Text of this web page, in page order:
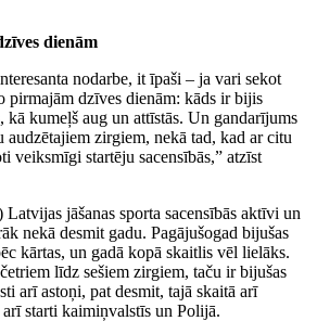
dienām
nodarbe, it īpaši – ja vari sekot
pirmajām dzīves dienām: kāds ir bijis
kā kumeļš aug un attīstās. Un gandarījums
audzētajiem zirgiem, nekā tad, kad ar citu
veiksmīgi startēju sacensībās,” atzīst
jāšanas sporta sacensībās aktīvi un
nekā desmit gadu. Pagājušogad bijušas
kārtas, un gadā kopā skaitlis vēl lielāks.
līdz sešiem zirgiem, taču ir bijušas
arī astoņi, pat desmit, tajā skaitā arī
starti kaimiņvalstīs un Polijā.